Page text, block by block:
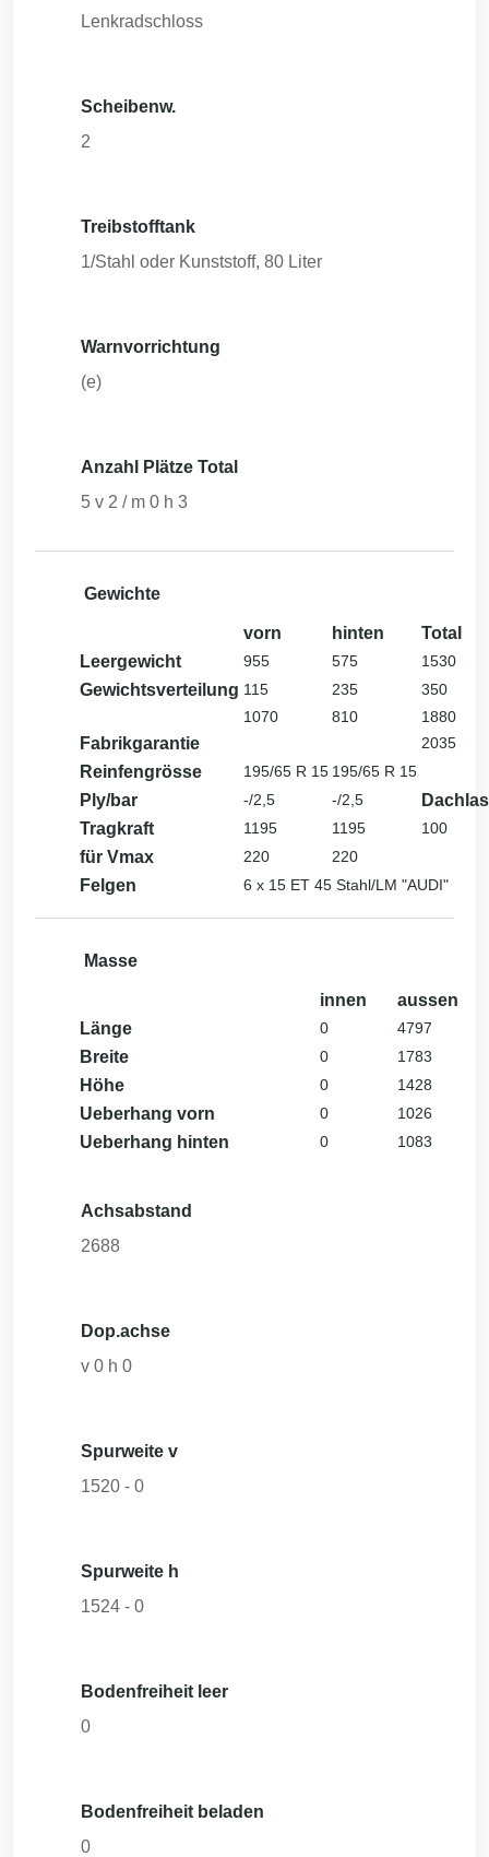
Lenkradschloss
Scheibenw.
2
Treibstofftank
1/Stahl oder Kunststoff, 80 Liter
Warnvorrichtung
(e)
Anzahl Plätze Total
5 v 2 / m 0 h 3
Gewichte
vorn hinten
Total
Leergewicht
955 575 1530
Gewichtsverteilung 115 235
350
1070
810 1880
Fabrikgarantie 2035
Reinfengrösse 195/65 R 15 195/65 R 15
Ply/bar -/2,5 -/2,5
Tragkraft
1195 1195 100
für Vmax 220 220
Felgen 6 x 15 ET 45 Stahl/LM "AUDI"
Masse
innen
aussen
Länge
0 4797
Breite 0 1783
Höhe 0 1428
Ueberhang vorn 0 1026
Ueberhang hinten 0 1083
Achsabstand
2688
Dop.achse
v 0 h 0
Spurweite v
1520 - 0
Spurweite h
1524 - 0
Bodenfreiheit leer
0
Bodenfreiheit beladen
0